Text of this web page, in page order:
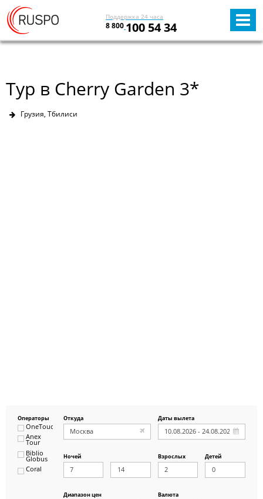
Поддержка 24 часа
8 800 100 54 34
Тур в Cherry Garden 3*
Грузия, Тбилиси
Операторы
OneTouch&Travel
Anex
Tour
Biblio
Globus
Coral
Откуда Даты вылета
Ночей Взрослых Детей
Диапазон цен
Валюта